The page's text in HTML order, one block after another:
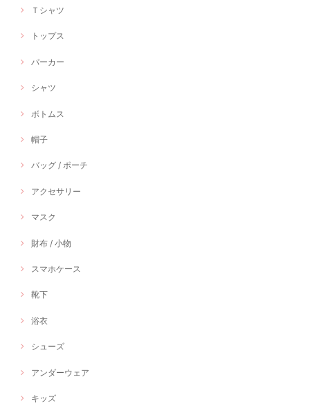
Ｔシャツ
トップス
パーカー
シャツ
ボトムス
帽子
バッグ / ポーチ
アクセサリー
マスク
財布 / 小物
スマホケース
靴下
浴衣
シューズ
アンダーウェア
キッズ